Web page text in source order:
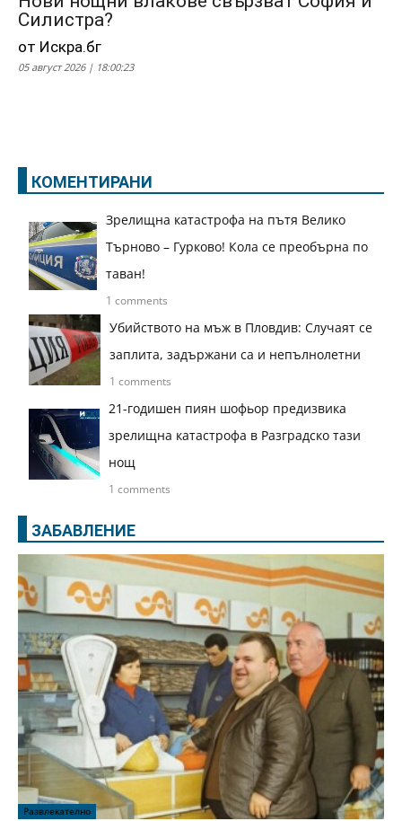
Силистра?
от Искра.бг
05 август 2026 | 18:00:23
КОМЕНТИРАНИ
Зрелищна катастрофа на пътя Велико
Търново – Гурково! Кола се преобърна по
таван!
1 comments
Убийството на мъж в Пловдив: Случаят се
заплита, задържани са и непълнолетни
1 comments
21-годишен пиян шофьор предизвика
зрелищна катастрофа в Разградско тази
нощ
1 comments
ЗАБАВЛЕНИЕ
Развлекателно